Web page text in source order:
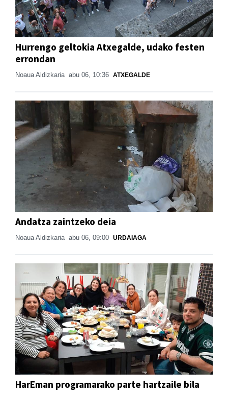
Hurrengo geltokia Atxegalde, udako festen
errondan
Noaua Aldizkaria abu 06, 10:36 ATXEGALDE
Andatza zaintzeko deia
Noaua Aldizkaria abu 06, 09:00 URDAIAGA
HarEman programarako parte hartzaile bila